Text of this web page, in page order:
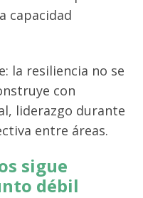
capacidad
la resiliencia no se
con
liderazgo durante
entre áreas.
sigue
débil